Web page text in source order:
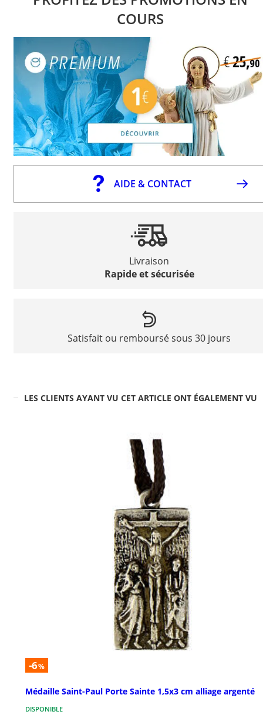
COURS
AIDE & CONTACT
Livraison
Rapide et sécurisée
Satisfait ou remboursé sous 30 jours
LES CLIENTS AYANT VU CET ARTICLE ONT ÉGALEMENT VU
-6%
Médaille Saint-Paul Porte Sainte 1,5x3 cm alliage argenté
DISPONIBLE